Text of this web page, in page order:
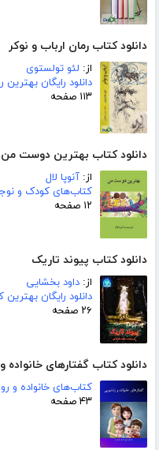
دانلود کتاب رمان ارباب و نوکر
از: لئو تولستوی
دانلود رایگان بهترین
۱۱۳ صفحه
دانلود کتاب بهترین دوست من
از: آنوپا لال
کتاب‌های کودک و
۱۲ صفحه
دانلود کتاب پیوند تاریک
از: داود بخشایی
دانلود رایگان
۲۶ صفحه
دانلود کتاب گفتارهای خانواده
کتاب‌های خانواده و
۴۳ صفحه